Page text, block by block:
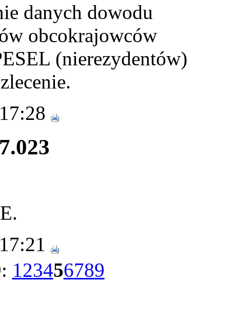
danych dowodu
obcokrajowców
(nierezydentów)
123456789